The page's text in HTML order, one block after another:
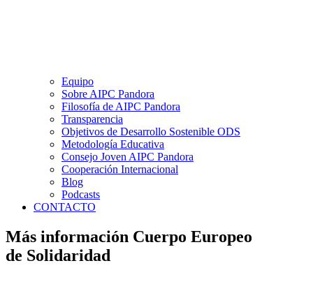
Equipo
Sobre AIPC Pandora
Filosofía de AIPC Pandora
Transparencia
Objetivos de Desarrollo Sostenible ODS
Metodología Educativa
Consejo Joven AIPC Pandora
Cooperación Internacional
Blog
Podcasts
CONTACTO
Más información Cuerpo Europeo
de Solidaridad